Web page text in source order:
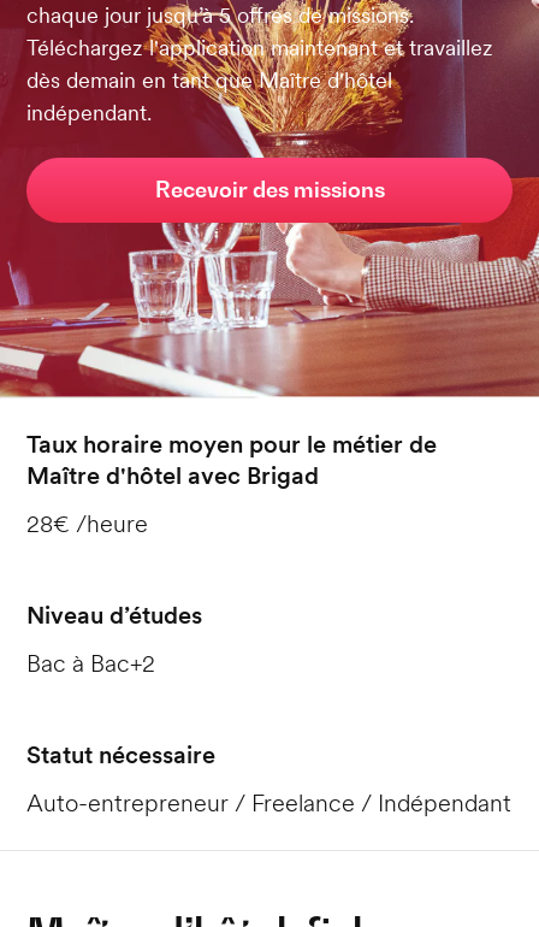
chaque jour jusqu’à 5 offres de missions.
Téléchargez l'application maintenant et travaillez
dès demain en tant que Maître d'hôtel
indépendant.
Recevoir des missions
Taux horaire moyen pour le métier de
Maître d'hôtel avec Brigad
28€ /heure
Niveau d’études
Bac à Bac+2
Statut nécessaire
Auto-entrepreneur / Freelance / Indépendant